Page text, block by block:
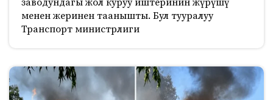
заводундагы жол куруу иштеринин жүрүшү
менен жеринен таанышты. Бул тууралуу
Транспорт министрлиги